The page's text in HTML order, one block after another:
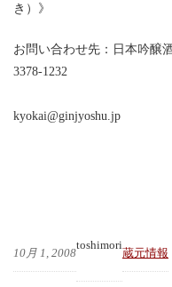
き）》
お問い合わせ先：日本吟醸
3378-1232
メ
kyokai@ginjyoshu.jp
10月 1, 2008
toshimori
蔵元情報